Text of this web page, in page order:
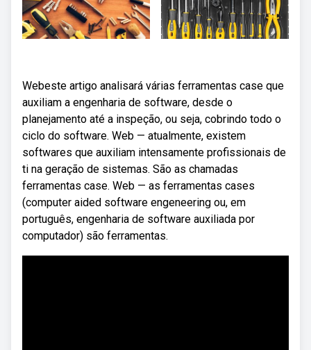
Webeste artigo analisará várias ferramentas case que
auxiliam a engenharia de software, desde o
planejamento até a inspeção, ou seja, cobrindo todo o
ciclo do software. Web — atualmente, existem
softwares que auxiliam intensamente profissionais de
ti na geração de sistemas. São as chamadas
ferramentas case. Web — as ferramentas cases
(computer aided software engeneering ou, em
português, engenharia de software auxiliada por
computador) são ferramentas.